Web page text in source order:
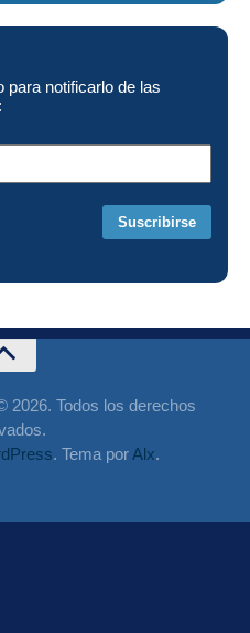
para notificarlo de las
2026. Todos los derechos
. Tema porAlx.